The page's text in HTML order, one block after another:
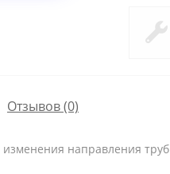
Отзывов (0)
изменения направления